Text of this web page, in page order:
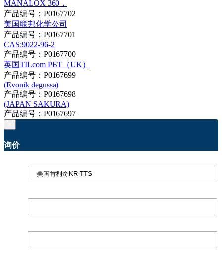
MANALOX 360，
产品编号：P0167702
美国联邦化学公司
产品编号：P0167701
CAS:9022-96-2
产品编号：P0167700
英国TILcom PBT（UK）
产品编号：P0167699
(Evonik degussa)
产品编号：P0167698
(JAPAN SAKURA)
产品编号：P0167697
询价